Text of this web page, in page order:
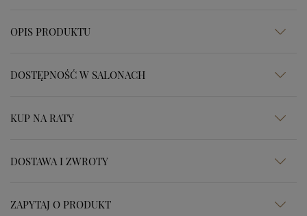
OPIS PRODUKTU
DOSTĘPNOŚĆ W SALONACH
KUP NA RATY
DOSTAWA I ZWROTY
ZAPYTAJ O PRODUKT